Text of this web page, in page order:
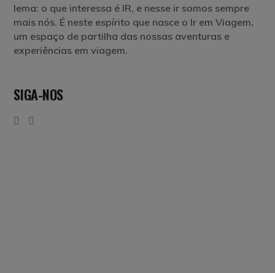
lema: o que interessa é IR, e nesse ir somos sempre
mais nós. É neste espírito que nasce o Ir em Viagem,
um espaço de partilha das nossas aventuras e
experiências em viagem.
SIGA-NOS